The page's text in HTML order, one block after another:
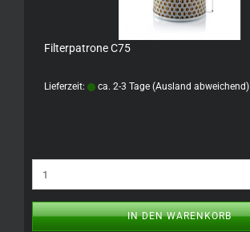
Filterpatrone C75
Lieferzeit: ca. 2-3 Tage (Ausland abweichend)
IN DEN WARENKORB